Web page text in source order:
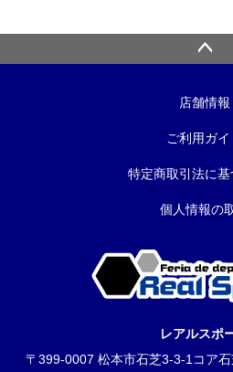
店舗情報
ご利用ガイ
特定商取引法に
個人情報の
レアルスポ
〒399-0007 松本市石芝3-3-1コア